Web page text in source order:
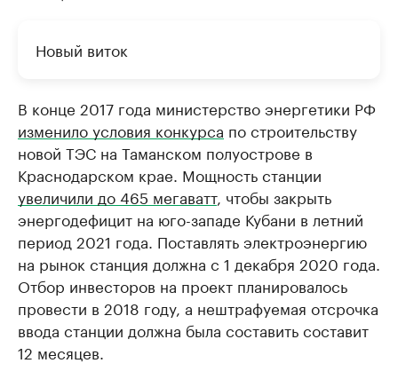
Новый виток
В конце 2017 года министерство энергетики РФ
изменило условия конкурса по строительству
новой ТЭС на Таманском полуострове в
Краснодарском крае. Мощность станции
увеличили до 465 мегаватт, чтобы закрыть
энергодефицит на юго-западе Кубани в летний
период 2021 года. Поставлять электроэнергию
на рынок станция должна с 1 декабря 2020 года.
Отбор инвесторов на проект планировалось
провести в 2018 году, а нештрафуемая отсрочка
ввода станции должна была составить составит
12 месяцев.